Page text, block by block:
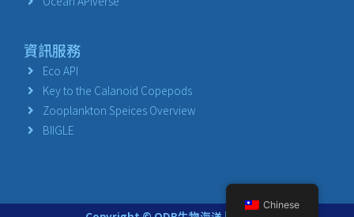
資訊服務
Eco API
Key to the Calanoid Copepods
Zooplankton Speices Overview
BIIGLE
Chinese